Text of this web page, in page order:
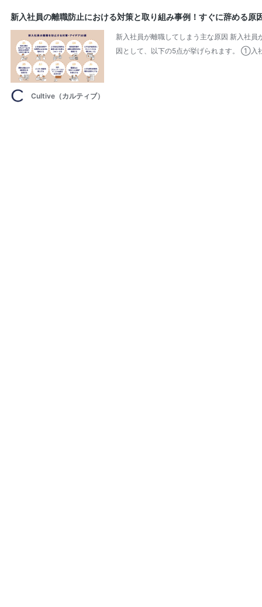
新入社員の離職防止における対策と取り組み事例！すぐに辞める原
新入社員が離職してしまう主な原因 新入社
因として、以下の5点が挙げられます。 ①入
Cultive（カルティブ）